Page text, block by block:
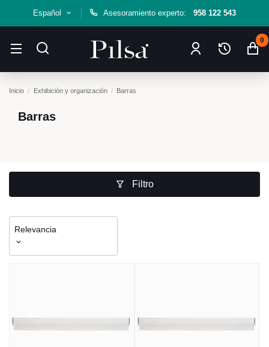
Español Asesoramiento experto: 958 122 543
0
Inicio Exhibición y organización Barras
Barras
Filtro
Relevancia